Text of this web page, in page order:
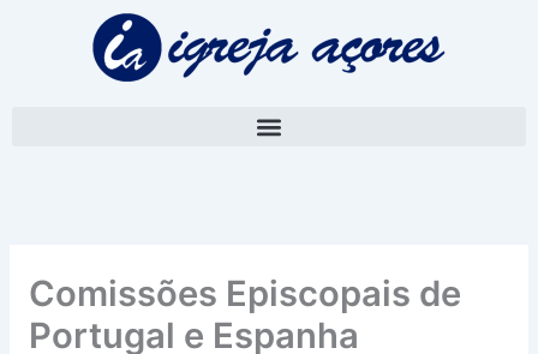
Comissões Episcopais de
Portugal e Espanha